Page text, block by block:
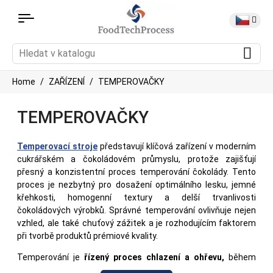
Home ZAŘÍZENÍ TEMPEROVAČKY
TEMPEROVAČKY
Temperovací stroje představují klíčová zařízení v moderním
cukrářském a čokoládovém průmyslu, protože zajišťují
přesný a konzistentní proces temperování čokolády. Tento
proces je nezbytný pro dosažení optimálního lesku, jemné
křehkosti, homogenní textury a delší trvanlivosti
čokoládových výrobků. Správné temperování ovlivňuje nejen
vzhled, ale také chuťový zážitek a je rozhodujícím faktorem
při tvorbě produktů prémiové kvality.
Temperování je řízený proces chlazení a ohřevu, během
kterého se upravuje krystalická struktura kakaového másla.